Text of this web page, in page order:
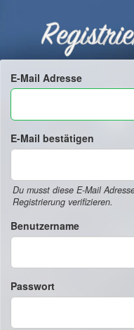
E-Mail Adresse
E-Mail bestätigen
Du musst diese E-Mail
Registrierung verifizieren.
Benutzername
Passwort